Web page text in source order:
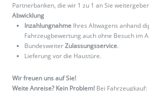
Partnerbanken, die wir 1 zu 1 an Sie
Abwicklung
Inzahlungnahme Ihres Altwagens anhand
Fahrzeugbewertung auch ohne Besuch im
BundesweiterZulassungsservice.
Lieferung vor die Haustüre.
Wir freuen uns auf Sie!
Weite Anreise? Kein Problem! Bei Fahrzeugkauf: